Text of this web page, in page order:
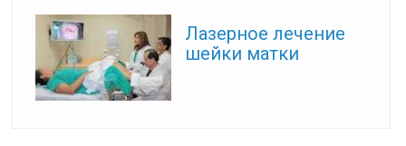
Лазерное лечение
шейки матки